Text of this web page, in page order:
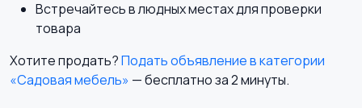
Встречайтесь в людных местах для проверки
товара
Хотите продать?Подать объявление в категории
«Садовая мебель» — бесплатно за 2 минуты.